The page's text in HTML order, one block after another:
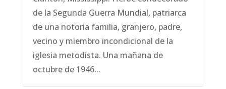
de la Segunda Guerra Mundial, patriarca
de una notoria familia, granjero, padre,
vecino y miembro incondicional de la
iglesia metodista. Una mañana de
octubre de 1946...